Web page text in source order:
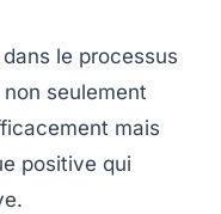
le processus
seulement
mais
positive qui
.